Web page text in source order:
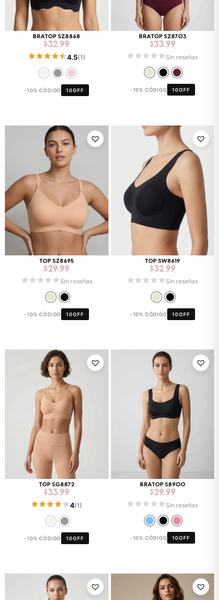
BRATOP SZ8868
$32.99
4.5(1)
-10% CÓDIGO 10OFF
BRATOP SZ8703
$33.99
Sin reseñas
-10% CÓDIGO 10OFF
TOP SZ8695
$29.99
Sin reseñas
-10% CÓDIGO 10OFF
TOP SW8619
$32.99
Sin reseñas
-10% CÓDIGO 10OFF
TOP SG8872
$33.99
4(1)
-10% CÓDIGO 10OFF
BRATOP S8900
$29.99
Sin reseñas
-10% CÓDIGO 10OFF